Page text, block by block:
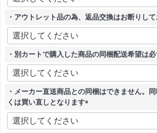
・アウトレット品の為、返品交換はお断りし
・別カートで購入した商品の同梱配送希望は
・メーカー直送商品との同梱はできません。
くは買い直しとなります
(